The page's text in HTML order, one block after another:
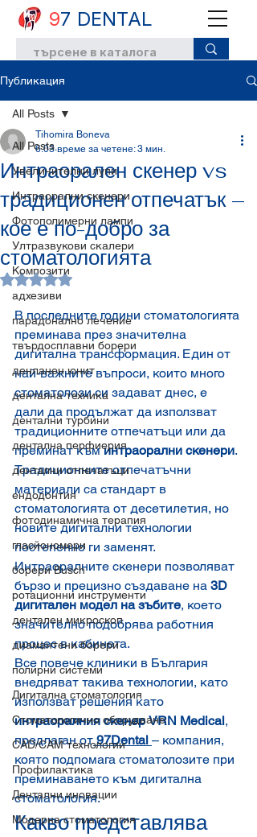
97 DENTAL
Публикация
All Posts
Увеличителни лупи
Интраорални скенери
Фотополимерни лампи
Ултразвукови скалери
Композити
адхезиви
парадонално лечение
твърдосплавни борери
денланен юнит
дентална техника
дентални турбини
дентална перфиерия
дентални отпечатъци
ендодонтия
фотодинамична терапия
гласйономери
борери Busch
ротационни инструменти
дентален микроскоп
диамантени борери
полирни системи
Дигитална стоматология
Стоматологично оборудване
CAD/CAM технологии
Профилактика
Дентални иновации
Модерна стоматология
All Posts
Интраорален скенер vs
традиционен отпечатък –
кое е по-добро за
стоматологията
Tihomira Boneva
6.03 време за четене: 3 мин.
Оценено с NaN от 5 звезди.
В последните години стоматологията
преминава през значителна
дигитална трансформация. Един от
най-важните въпроси, които много
стоматолози си задават днес, е
дали да продължат да използват
традиционните отпечатъци или да
преминат към интраорални скенери.
Традиционните отпечатъчни
материали са стандарт в
стоматологията от десетилетия, но
новите дигитални технологии
постепенно ги заменят.
Интраоралните скенери позволяват
бързо и прецизно създаване на 3D
дигитален модел на зъбите, което
значително подобрява работния
процес в кабинета.
Все повече клиники в България
внедряват такива технологии, като
използват решения като
интраоралния скенер VRN Medical,
предлаган от 97Dental – компания,
която подпомага стоматолозите при
преминаването към дигитална
стоматология.
Какво представлява